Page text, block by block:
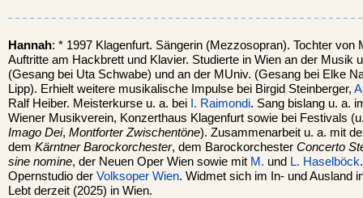
Hannah: * 1997 Klagenfurt. Sängerin (Mezzosopran). Tochter von
Auftritte am Hackbrett und Klavier. Studierte in Wien an der Musik
(Gesang bei Uta Schwabe) und an der MUniv. (Gesang bei Elke
Lipp). Erhielt weitere musikalische Impulse bei Birgid Steinberger,
Ralf Heiber. Meisterkurse u. a. bei I. Raimondi. Sang bislang u. a.
Wiener Musikverein, Konzerthaus Klagenfurt sowie bei Festivals
Imago Dei, Montforter Zwischentöne). Zusammenarbeit u. a. mit
dem Kärntner Barockorchester, dem Barockorchester Concerto
sine nomine, der Neuen Oper Wien sowie mit M. und L. Haselböck
Opernstudio der Volksoper Wien. Widmet sich im In- und Ausland
Lebt derzeit (2025) in Wien.